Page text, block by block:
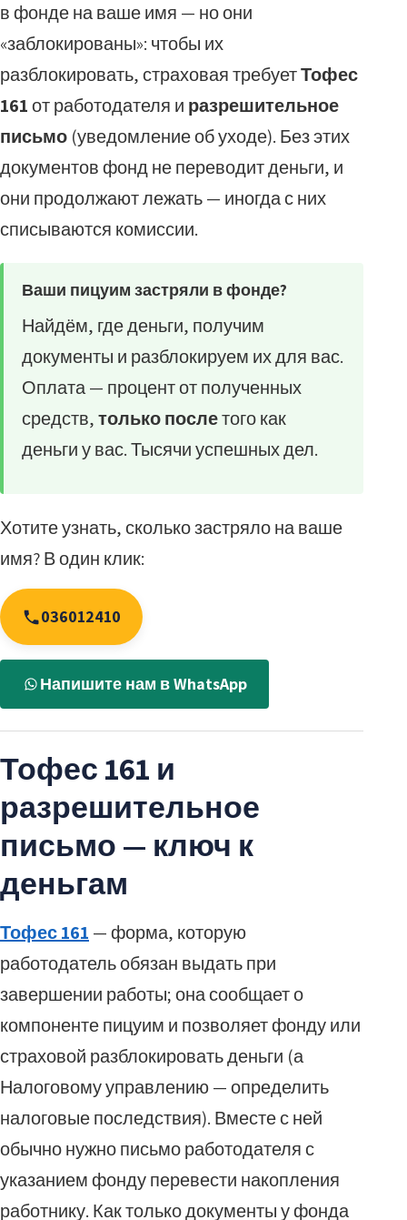
в фонде на ваше имя — но они
«заблокированы»: чтобы их
разблокировать, страховая требуетТофес
161от работодателя и разрешительное
письмо (уведомление об уходе). Без этих
документов фонд не переводит деньги, и
они продолжают лежать — иногда с них
списываются комиссии.
Ваши пицуим застряли в фонде?
Найдём, где деньги, получим
документы и разблокируем их для вас.
Оплата — процент от полученных
средств,только послетого как
деньги у вас. Тысячи успешных дел.
Хотите узнать, сколько застряло на ваше
имя? В один клик:
036012410
Напишите нам в WhatsApp
Тофес 161 и
разрешительное
письмо — ключ к
деньгам
Тофес 161 — форма, которую
работодатель обязан выдать при
завершении работы; она сообщает о
компоненте пицуим и позволяет фонду или
страховой разблокировать деньги (а
Налоговому управлению — определить
налоговые последствия). Вместе с ней
обычно нужно письмо работодателя с
указанием фонду перевести накопления
работнику. Как только документы у фонда